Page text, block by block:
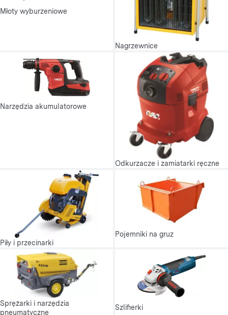
Młoty wyburzeniowe
Nagrzewnice
Narzędzia akumulatorowe
Odkurzacze i zamiatarki ręczne
Piły i przecinarki
Pojemniki na gruz
Sprężarki i narzędzia
pneumatyczne
Szlifierki